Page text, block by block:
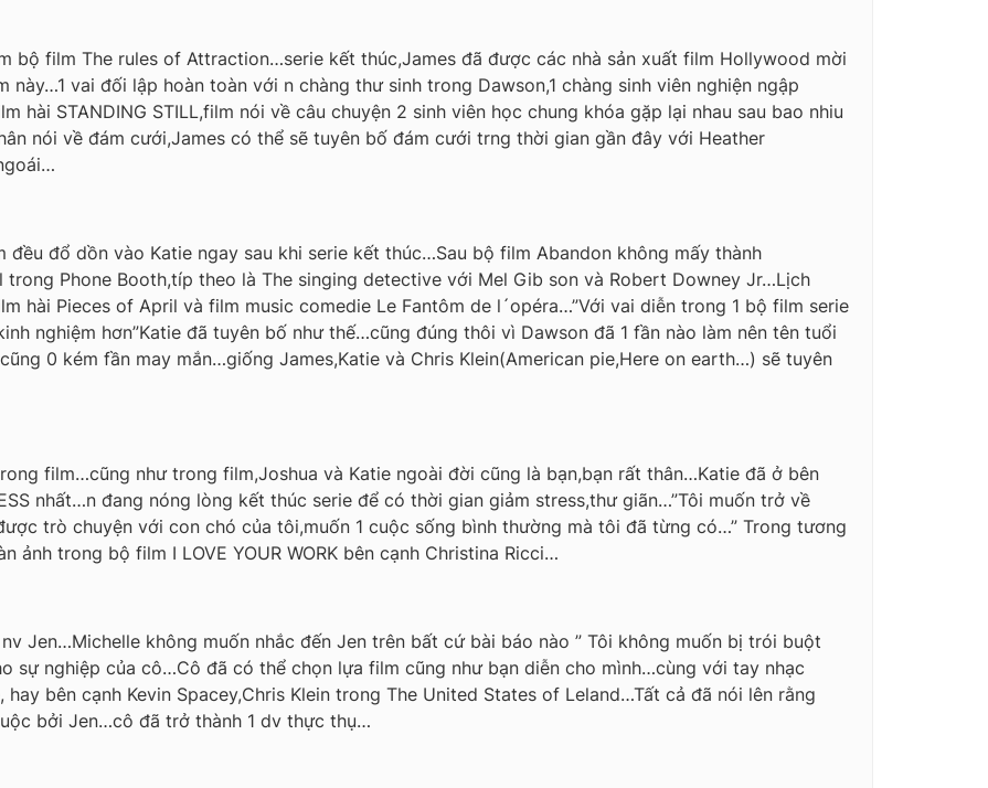
bộ film The rules of Attraction…serie kết thúc,James đã được các nhà sản xuất film Hollywood mời
này…1 vai đối lập hoàn toàn với n chàng thư sinh trong Dawson,1 chàng sinh viên nghiện ngập
hài STANDING STILL,film nói về câu chuyện 2 sinh viên học chung khóa gặp lại nhau sau bao nhiu
nói về đám cưới,James có thể sẽ tuyên bố đám cưới trng thời gian gần đây với Heather
đều đổ dồn vào Katie ngay sau khi serie kết thúc…Sau bộ film Abandon không mấy thành
trong Phone Booth,típ theo là The singing detective với Mel Gib son và Robert Downey Jr…Lịch
hài Pieces of April và film music comedie Le Fantôm de l´opéra…”Với vai diễn trong 1 bộ film serie
nghiệm hơn”Katie đã tuyên bố như thế…cũng đúng thôi vì Dawson đã 1 fần nào làm nên tên tuổi
0 kém fần may mắn…giống James,Katie và Chris Klein(American pie,Here on earth…) sẽ tuyên
film…cũng như trong film,Joshua và Katie ngoài đời cũng là bạn,bạn rất thân…Katie đã ở bên
nhất…n đang nóng lòng kết thúc serie để có thời gian giảm stress,thư giãn…”Tôi muốn trở về
trò chuyện với con chó của tôi,muốn 1 cuộc sống bình thường mà tôi đã từng có…” Trong tương
ảnh trong bộ film I LOVE YOUR WORK bên cạnh Christina Ricci…
Jen…Michelle không muốn nhắc đến Jen trên bất cứ bài báo nào ” Tôi không muốn bị trói buột
sự nghiệp của cô…Cô đã có thể chọn lựa film cũng như bạn diễn cho mình…cùng với tay nhạc
bên cạnh Kevin Spacey,Chris Klein trong The United States of Leland…Tất cả đã nói lên rằng
bởi Jen…cô đã trở thành 1 dv thực thụ…